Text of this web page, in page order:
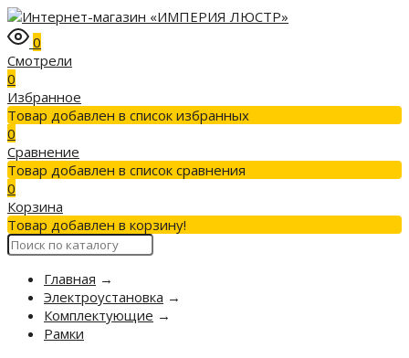
0
Смотрели
0
Избранное
Товар добавлен в список избранных
0
Сравнение
Товар добавлен в список сравнения
0
Корзина
Товар добавлен в корзину!
Главная →
Электроустановка →
Комплектующие →
Рамки